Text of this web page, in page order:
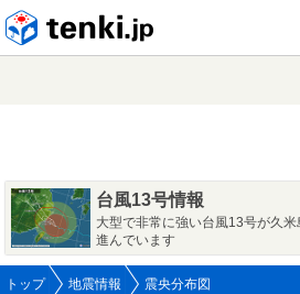
台風13号情報
大型で非常に強い台風13号が久
進んでいます
トップ 地震情報 震央分布図